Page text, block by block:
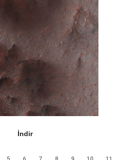
İndir